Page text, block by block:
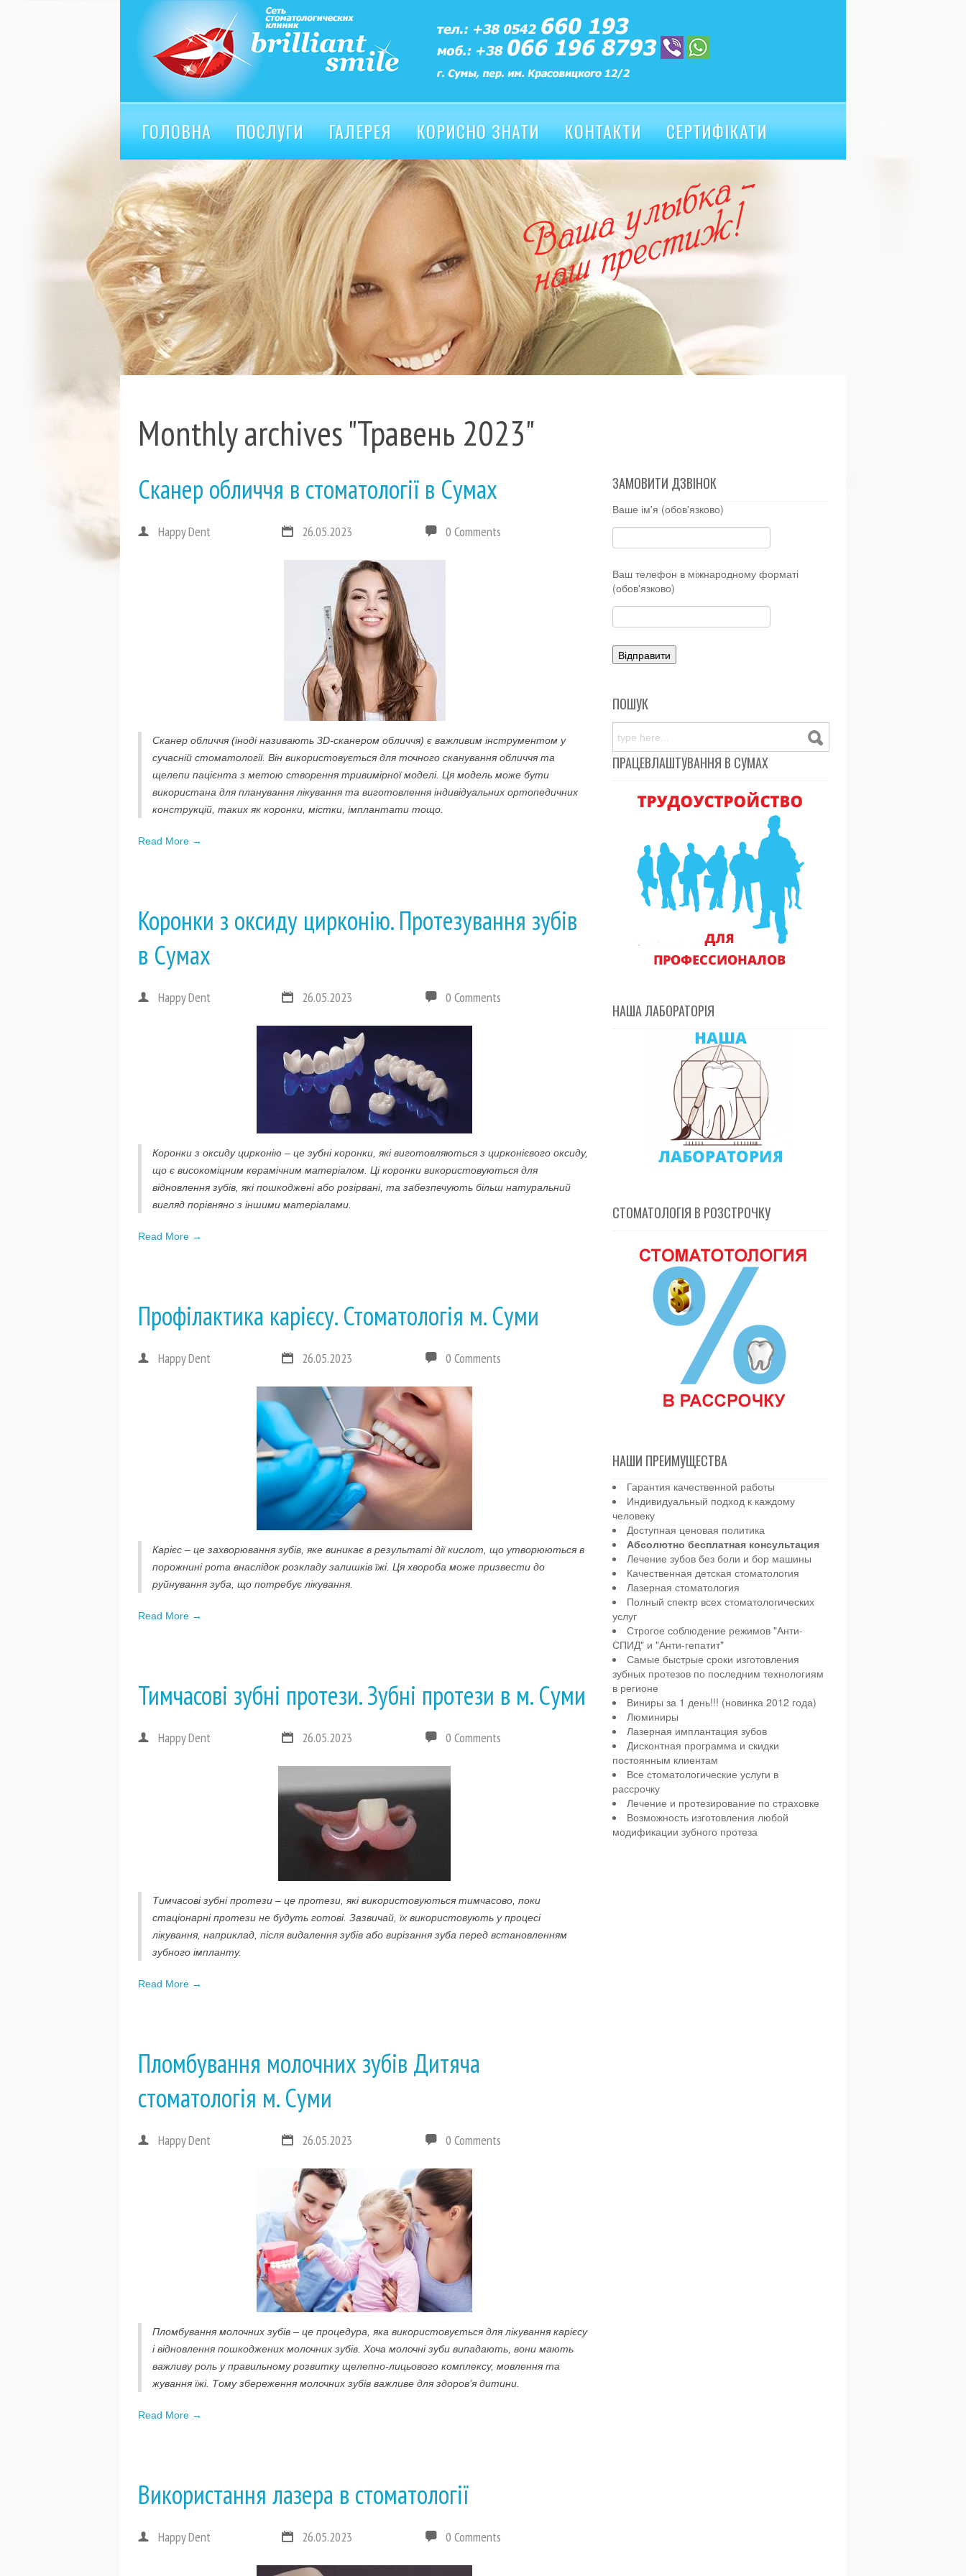
ГОЛОВНА ПОСЛУГИ ГАЛЕРЕЯ КОРИСНО ЗНАТИ КОНТАКТИ
СЕРТИФІКАТИ
ВІДГУКИ
Monthly archives "Травень 2023"
Сканер обличчя в стоматології в Сумах
Happy Dent 26.05.2023 0 Comments
Сканер обличчя (іноді називають 3D-сканером обличчя) є важливим інструментом у
сучасній стоматології. Він використовується для точного сканування обличчя та
щелепи пацієнта з метою створення тривимірної моделі. Ця модель може бути
використана для планування лікування та виготовлення індивідуальних ортопедичних
конструкцій, таких як коронки, містки, імплантати тощо.
Read More →
Коронки з оксиду цирконію. Протезування зубів
в Сумах
Happy Dent 26.05.2023 0 Comments
Коронки з оксиду цирконію – це зубні коронки, які виготовляються з цирконієвого оксиду,
що є високоміцним керамічним матеріалом. Ці коронки використовуються для
відновлення зубів, які пошкоджені або розірвані, та забезпечують більш натуральний
вигляд порівняно з іншими матеріалами.
Read More →
Профілактика карієсу. Стоматологія м. Суми
Happy Dent 26.05.2023 0 Comments
Карієс – це захворювання зубів, яке виникає в результаті дії кислот, що утворюються в
порожнині рота внаслідок розкладу залишків їжі. Ця хвороба може призвести до
руйнування зуба, що потребує лікування.
Read More →
Тимчасові зубні протези. Зубні протези в м. Суми
Happy Dent 26.05.2023 0 Comments
Тимчасові зубні протези – це протези, які використовуються тимчасово, поки
стаціонарні протези не будуть готові. Зазвичай, їх використовують у процесі
лікування, наприклад, після видалення зубів або вирізання зуба перед встановленням
зубного імпланту.
Read More →
Пломбування молочних зубів Дитяча
стоматологія м. Суми
Happy Dent 26.05.2023 0 Comments
Пломбування молочних зубів – це процедура, яка використовується для лікування карієсу
і відновлення пошкоджених молочних зубів. Хоча молочні зуби випадають, вони мають
важливу роль у правильному розвитку щелепно-лицьового комплексу, мовлення та
жування їжі. Тому збереження молочних зубів важливе для здоров’я дитини.
Read More →
Використання лазера в стоматології
Happy Dent 26.05.2023 0 Comments
ЗАМОВИТИ ДЗВІНОК
Ваше ім'я (обов'язково)
Ваш телефон в міжнародному форматі
(обов'язково)
ПОШУК
ПРАЦЕВЛАШТУВАННЯ В СУМАХ
НАША ЛАБОРАТОРІЯ
СТОМАТОЛОГІЯ В РОЗСТРОЧКУ
НАШИ ПРЕИМУЩЕСТВА
Гарантия качественной работы
Индивидуальный подход к каждому
человеку
Доступная ценовая политика
Абсолютно бесплатная консультация
Лечение зубов без боли и бор машины
Качественная детская стоматология
Лазерная стоматология
Полный спектр всех стоматологических
услуг
Строгое соблюдение режимов "Анти-
СПИД" и "Анти-гепатит"
Самые быстрые сроки изготовления
зубных протезов по последним технологиям
в регионе
Виниры за 1 день!!! (новинка 2012 года)
Люминиры
Лазерная имплантация зубов
Дисконтная программа и скидки
постоянным клиентам
Все стоматологические услуги в
рассрочку
Лечение и протезирование по страховке
Возможность изготовления любой
модификации зубного протеза